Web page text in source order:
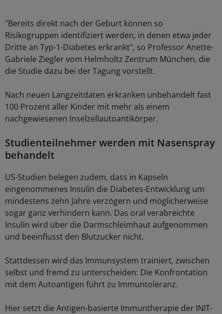
"Bereits direkt nach der Geburt können so
Risikogruppen identifiziert werden, in denen etwa jeder
Dritte an Typ-1-Diabetes erkrankt", so Professor Anette-
Gabriele Ziegler vom Helmholtz Zentrum München, die
die Studie dazu bei der Tagung vorstellt.
Nach neuen Langzeitdaten erkranken unbehandelt fast
100 Prozent aller Kinder mit mehr als einem
nachgewiesenen Inselzellautoantikörper.
Studienteilnehmer werden mit Nasenspray
behandelt
US-Studien belegen zudem, dass in Kapseln
eingenommenes Insulin die Diabetes-Entwicklung um
mindestens zehn Jahre verzögern und möglicherweise
sogar ganz verhindern kann. Das oral verabreichte
Insulin wird über die Darmschleimhaut aufgenommen
und beeinflusst den Blutzucker nicht.
Stattdessen wird das Immunsystem trainiert, zwischen
selbst und fremd zu unterscheiden: Die Konfrontation
mit dem Autoantigen führt zu Immuntoleranz.
Hier setzt die Antigen-basierte Immuntherapie der INIT-